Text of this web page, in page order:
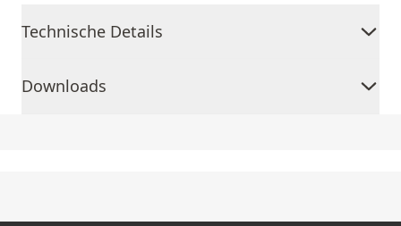
Technische Details
Downloads